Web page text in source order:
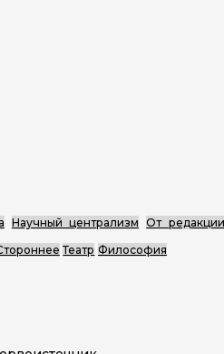
Научный централизм От редакции
Театр Философия